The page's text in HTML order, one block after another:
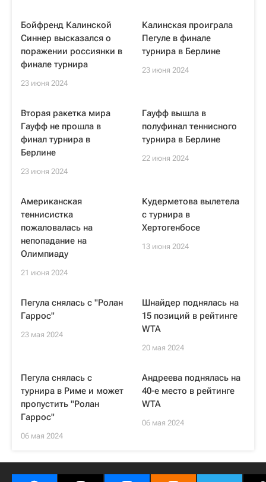
Бойфренд Калинской
Синнер высказался о
поражении россиянки в
финале турнира
23 июня 2024
Калинская проиграла
Пегуле в финале
турнира в Берлине
23 июня 2024
Вторая ракетка мира
Гауфф не прошла в
финал турнира в
Берлине
23 июня 2024
Гауфф вышла в
полуфинал теннисного
турнира в Берлине
22 июня 2024
Американская
теннисистка
пожаловалась на
непопадание на
Олимпиаду
21 июня 2024
Кудерметова вылетела
с турнира в
Хертогенбосе
13 июня 2024
Пегула снялась с "Ролан
Гаррос"
23 мая 2024
Шнайдер поднялась на
15 позиций в рейтинге
WTA
20 мая 2024
Пегула снялась с
турнира в Риме и может
пропустить "Ролан
Гаррос"
06 мая 2024
Андреева поднялась на
40-е место в рейтинге
WTA
06 мая 2024